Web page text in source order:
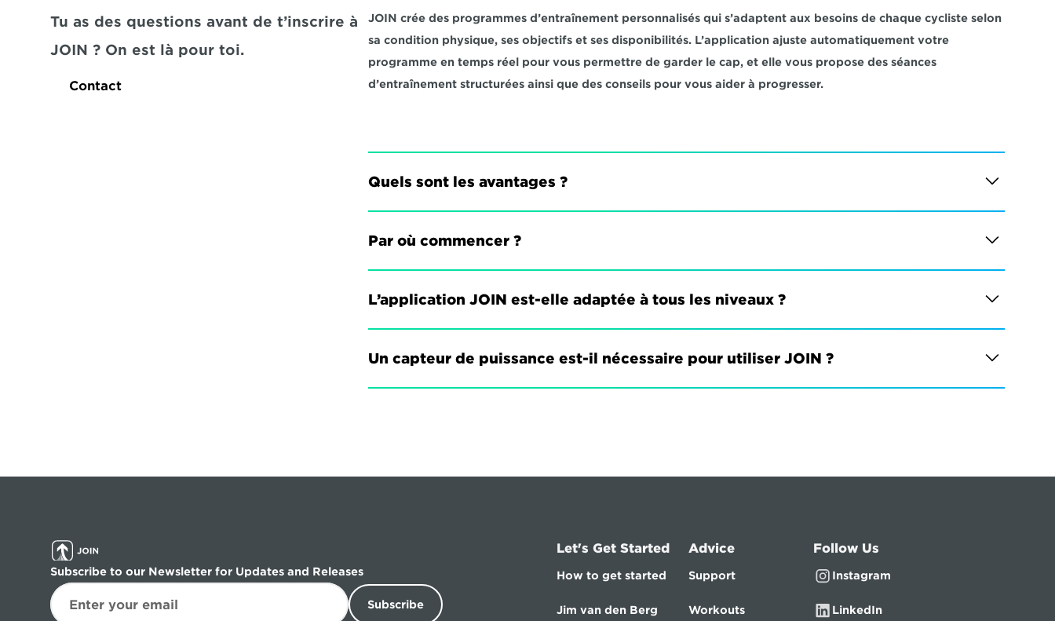
Tu as des questions avant de t’inscrire à
JOIN ? On est là pour toi.
Contact
JOIN crée des programmes d’entraînement personnalisés qui s’adaptent aux besoins de chaque cycliste selon
sa condition physique, ses objectifs et ses disponibilités. L’application ajuste automatiquement votre
programme en temps réel pour vous permettre de garder le cap, et elle vous propose des séances
d’entraînement structurées ainsi que des conseils pour vous aider à progresser.
Quels sont les avantages ?
Par où commencer ?
L’application JOIN est-elle adaptée à tous les niveaux ?
Un capteur de puissance est-il nécessaire pour utiliser JOIN ?
Subscribe to our Newsletter for Updates and Releases
Subscribe
Let's Get Started
How to get started
Jim van den Berg
Advice
Support
Workouts
Follow Us
Instagram
LinkedIn